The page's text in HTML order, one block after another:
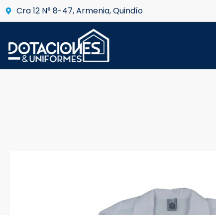
Cra 12 N° 8-47, Armenia, Quindío